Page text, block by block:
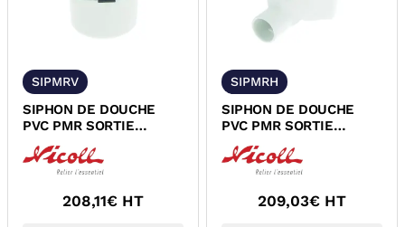
SIPMRV
SIPHON DE DOUCHE
PVC PMR SORTIE
VERTICALE A COLLER
NF NICOLL SIPMRV
208,11€ HT
SIPMRH
SIPHON DE DOUCHE
PVC PMR SORTIE
HORIZONTALE A
COLLER NF NICOLL
SIPMRH
209,03€ HT